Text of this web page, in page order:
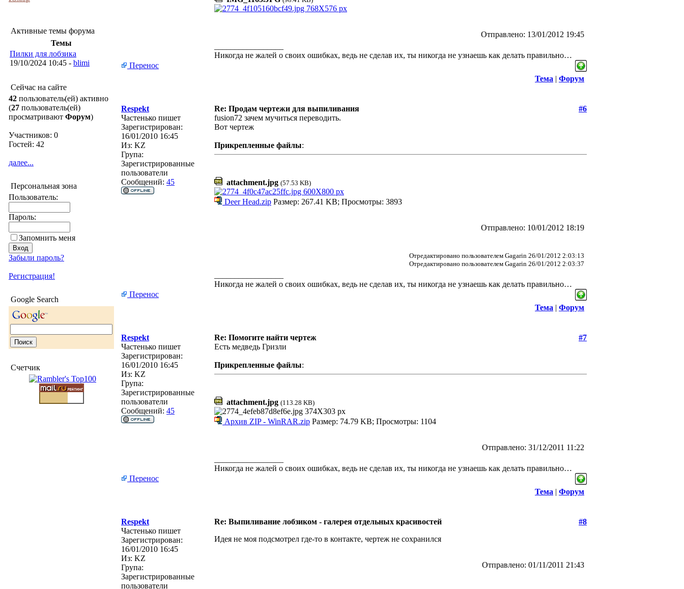
Активные темы форума
Темы
Пилки для лобзика
19/10/2024 10:45 - blimi
Сейчас на сайте
42 пользователь(ей) активно
(27 пользователь(ей)
просматривают Форум)
Участников: 0
Гостей: 42
далее...
Персональная зона
Пользователь:
Пароль:
Запомнить меня
Забыли пароль?
Регистрация!
Google Search
Счетчик
Отправлено: 13/01/2012 19:45
Никогда не жалей о своих ошибках, ведь не сделав их, ты никогда не узнаешь как делать правильно…
Перенос
Тема | Форум
Respekt Re: Продам чертежи для выпиливания
#6
Частенько пишет
Зарегистрирован:
16/01/2010 16:45
Из: KZ
Група:
Зарегистрированные
пользователи
Сообщений: 45
fusion72 зачем мучиться переводить.
Вот чертеж
Прикрепленные файлы:
attachment.jpg (57.53 KB)
Deer Head.zip Размер: 267.41 KB; Просмотры: 3893
Отправлено: 10/01/2012 18:19
Отредактировано пользователем Gagarin 26/01/2012 2:03:13
Отредактировано пользователем Gagarin 26/01/2012 2:03:37
Никогда не жалей о своих ошибках, ведь не сделав их, ты никогда не узнаешь как делать правильно…
Перенос
Тема | Форум
Respekt Re: Помогите найти чертеж
#7
Частенько пишет
Зарегистрирован:
16/01/2010 16:45
Из: KZ
Група:
Зарегистрированные
пользователи
Сообщений: 45
Есть медведь Гризли
Прикрепленные файлы:
attachment.jpg (113.28 KB)
Архив ZIP - WinRAR.zip Размер: 74.79 KB; Просмотры: 1104
Отправлено: 31/12/2011 11:22
Никогда не жалей о своих ошибках, ведь не сделав их, ты никогда не узнаешь как делать правильно…
Перенос
Тема | Форум
Respekt Re: Выпиливание лобзиком - галерея отдельных красивостей
#8
Частенько пишет
Зарегистрирован:
16/01/2010 16:45
Из: KZ
Група:
Зарегистрированные
пользователи
Идея не моя подсмотрел где-то в контакте, чертеж не сохранился
Отправлено: 01/11/2011 21:43